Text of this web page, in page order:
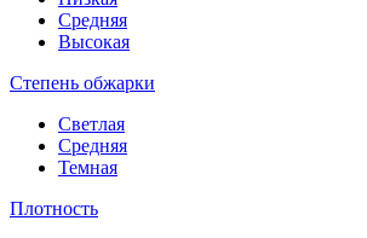
Средняя
Высокая
Степень обжарки
Светлая
Средняя
Темная
Плотность